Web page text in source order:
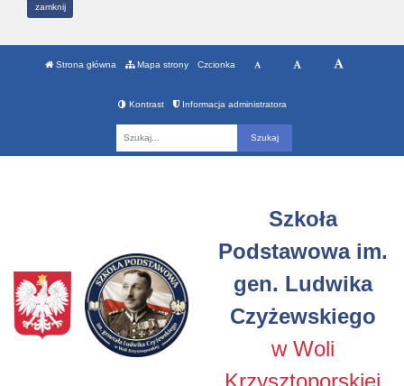
zamknij
Strona główna Mapa strony Czcionka
Kontrast Informacja administratora
Szkoła
Podstawowa im.
gen. Ludwika
Czyżewskiego
w Woli
Krzysztoporskiej